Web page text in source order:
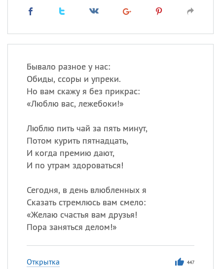
Бывало разное у нас:
Обиды, ссоры и упреки.
Но вам скажу я без прикрас:
«Люблю вас, лежебоки!»
Люблю пить чай за пять минут,
Потом курить пятнадцать,
И когда премию дают,
И по утрам здороваться!
Сегодня, в день влюбленных я
Сказать стремлюсь вам смело:
«Желаю счастья вам друзья!
Пора заняться делом!»
Открытка 447